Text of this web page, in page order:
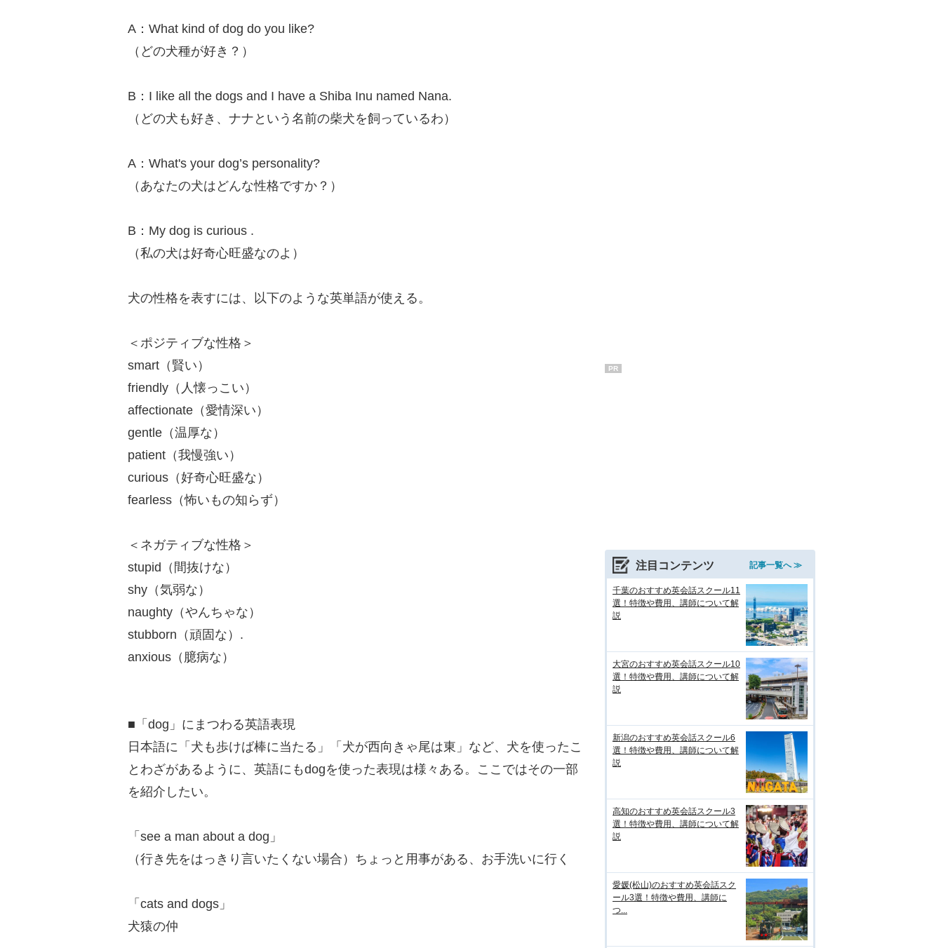
A：What kind of dog do you like?
（どの犬種が好き？）
B：I like all the dogs and I have a Shiba Inu named Nana.
（どの犬も好き、ナナという名前の柴犬を飼っているわ）
A：What's your dog’s personality?
（あなたの犬はどんな性格ですか？）
B：My dog is curious .
（私の犬は好奇心旺盛なのよ）
犬の性格を表すには、以下のような英単語が使える。
＜ポジティブな性格＞
smart（賢い）
friendly（人懐っこい）
affectionate（愛情深い）
gentle（温厚な）
patient（我慢強い）
curious（好奇心旺盛な）
fearless（怖いもの知らず）
＜ネガティブな性格＞
stupid（間抜けな）
shy（気弱な）
naughty（やんちゃな）
stubborn（頑固な）.
anxious（臆病な）
■「dog」にまつわる英語表現
日本語に「犬も歩けば棒に当たる」「犬が西向きゃ尾は東」など、犬を使ったこ
とわざがあるように、英語にもdogを使った表現は様々ある。ここではその一部
を紹介したい。
「see a man about a dog」
（行き先をはっきり言いたくない場合）ちょっと用事がある、お手洗いに行く
「cats and dogs」
犬猿の仲
PR
注目コンテンツ 記事一覧へ ≫
千葉のおすすめ英会話スクール11
選！特徴や費用、講師について解
説
大宮のおすすめ英会話スクール10
選！特徴や費用、講師について解
説
新潟のおすすめ英会話スクール6
選！特徴や費用、講師について解
説
高知のおすすめ英会話スクール3
選！特徴や費用、講師について解
説
愛媛(松山)のおすすめ英会話スク
ール3選！特徴や費用、講師に
つ...